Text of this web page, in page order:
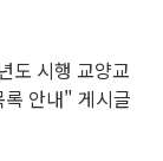
도 시행 교양교
안내" 게시글